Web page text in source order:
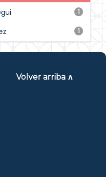
1
1
Volver arriba ∧